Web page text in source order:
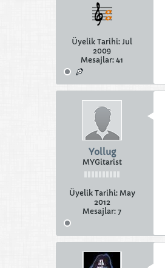
Üyelik Tarihi: Jul
2009
Mesajlar: 41
Yollug
MYGitarist
Üyelik Tarihi: May
2012
Mesajlar: 7